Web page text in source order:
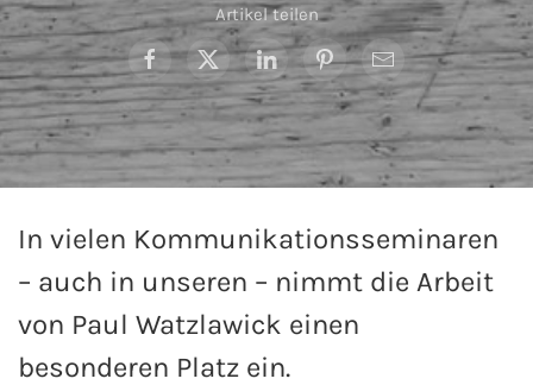
Artikel teilen
In vielen Kommunikationsseminaren
– auch in unseren – nimmt die Arbeit
von Paul Watzlawick einen
besonderen Platz ein.